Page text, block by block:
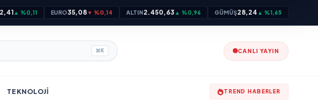
▲ %0,11 EURO35,08▼ %0,14 ALTIN2.450,63 ▲ %0,96 GÜMÜŞ28,24 ▲ %1,65
⌘K CANLI YAYIN
TEKNOLOJI TREND HABERLER